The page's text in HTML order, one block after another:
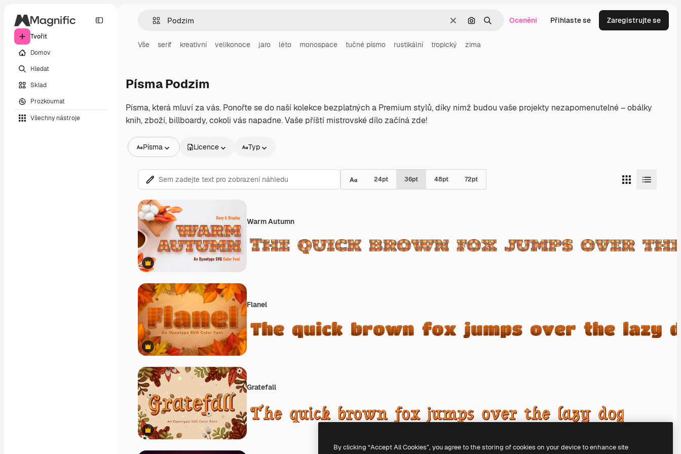
Tvořit
Domov
Hledat
Sklad
Prozkoumat
Všechny nástroje
ZrušitHledat podle obrázku
HledatOcenění Přihlaste se Zaregistrujte se
Vše serif kreativní velikonoce jaro léto monospace tučné písmo rustikální tropický zima
Písma Podzim
Písma, která mluví za vás. Ponořte se do naší kolekce bezplatných a Premium stylů, díky nimž budou vaše projekty nezapomenutelné – obálky
knih, zboží, billboardy, cokoli vás napadne. Vaše příští mistrovské dílo začíná zde!
Písma
Vektory
Ilustrace
Fotografie
Šablony
Makety
Videa
Záběry
Pohybová grafika
Video šablony
Ikony
3D modely
Písma
Licence Typ
24pt 36pt 48pt 72pt
Premium
Warm Autumn
Premium
Flanel
Premium
Gratefall
By clicking “Accept All Cookies”, you agree to the storing of cookies on your device to enhance site